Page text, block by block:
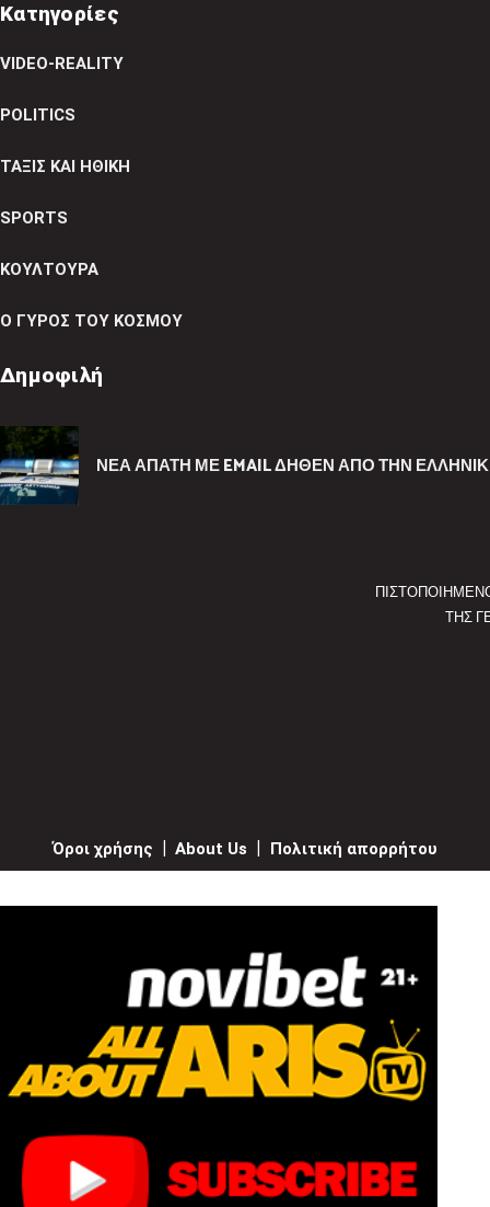
Κατηγορίες
VIDEO-REALITY
POLITICS
ΤΑΞΙΣ ΚΑΙ ΗΘΙΚΗ
SPORTS
ΚΟΥΛΤΟΥΡΑ
Ο ΓΥΡΟΣ ΤΟΥ ΚΟΣΜΟΥ
Δημοφιλή
ΝΈΑ ΑΠΆΤΗ ΜΕ EMAIL ΔΉΘΕΝ ΑΠΌ ΤΗΝ
ΤΗΣ
Όροι χρήσης About Us Πολιτική απορρήτου